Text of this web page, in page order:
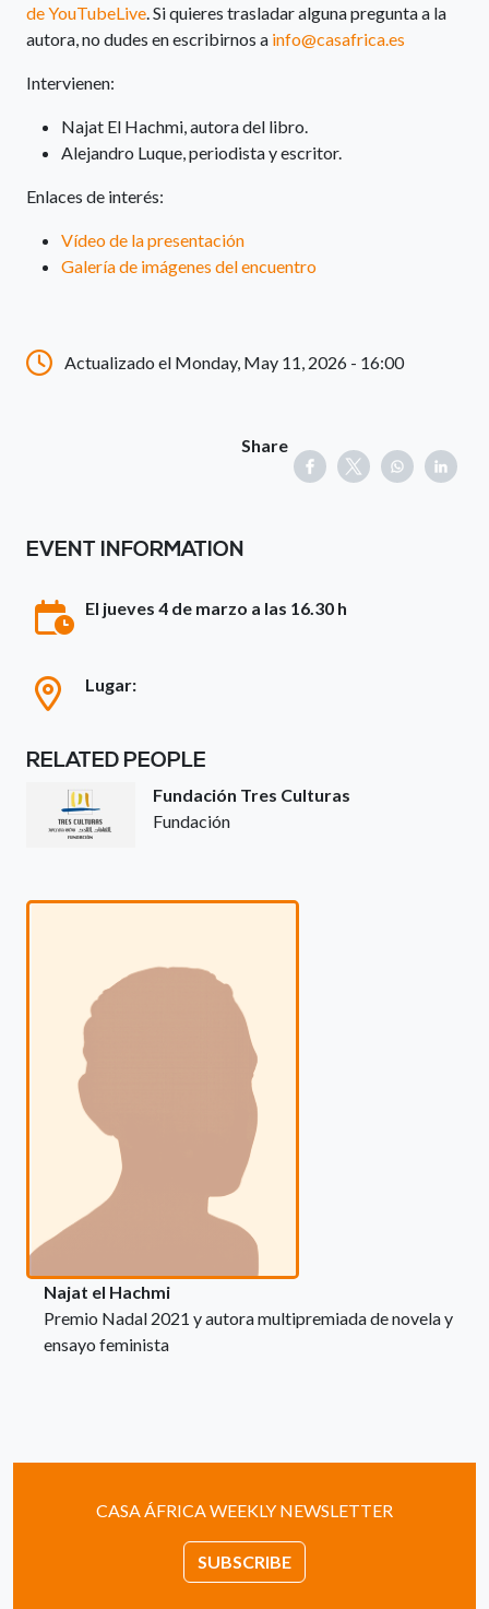
de YouTubeLive . Si quieres trasladar alguna pregunta a la
autora, no dudes en escribirnos a info@casafrica.es
Intervienen:
Najat El Hachmi, autora del libro.
Alejandro Luque, periodista y escritor.
Enlaces de interés:
Vídeo de la presentación
Galería de imágenes del encuentro
Actualizado el Monday, May 11, 2026 - 16:00
Share
EVENT INFORMATION
El jueves 4 de marzo a las 16.30 h
Lugar:
RELATED PEOPLE
Fundación Tres Culturas
Fundación
Najat el Hachmi
Premio Nadal 2021 y autora multipremiada de novela y
ensayo feminista
CASA ÁFRICA WEEKLY NEWSLETTER
SUBSCRIBE